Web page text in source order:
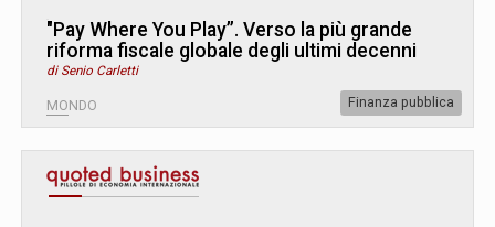
"Pay Where You Play”. Verso la più grande
riforma fiscale globale degli ultimi decenni
di Senio Carletti
MONDO Finanza pubblica